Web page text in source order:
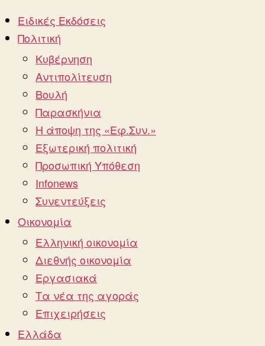
Ειδικές Εκδόσεις
Πολιτική
Κυβέρνηση
Αντιπολίτευση
Βουλή
Παρασκήνια
Η άποψη της «Εφ.Συν.»
Εξωτερική πολιτική
Προσωπική Υπόθεση
Infonews
Συνεντεύξεις
Οικονομία
Ελληνική οικονομία
Διεθνής οικονομία
Εργασιακά
Τα νέα της αγοράς
Επιχειρήσεις
Ελλάδα